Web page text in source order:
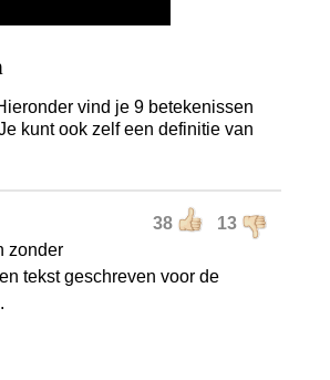
vind je 9 betekenissen
kunt ook zelf een definitie van
38 13
zonder
tekst geschreven voor de